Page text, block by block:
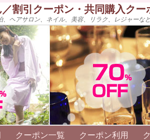
割引クーポン・共同購入ク
、ヘアサロン、ネイル、美容、リラク、レジャー
クーポン一覧 クーポン利用